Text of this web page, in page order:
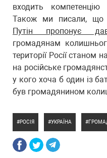
входить
Також ми писали, що
Путін пропонує
громадянам
території Росії
на російське
у кого хоча б один із
був громадянином
РОСІЯ УКРАЇНА